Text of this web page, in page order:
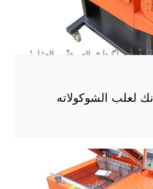
لعلب الشوكولاته